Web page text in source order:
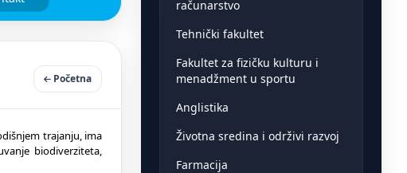
Početna
trajanju, ima
biodiverziteta,
računarstvo
Tehnički fakultet
Fakultet za fizičku kulturu i
menadžment u sportu
Anglistika
Životna sredina i održivi razvoj
Farmacija